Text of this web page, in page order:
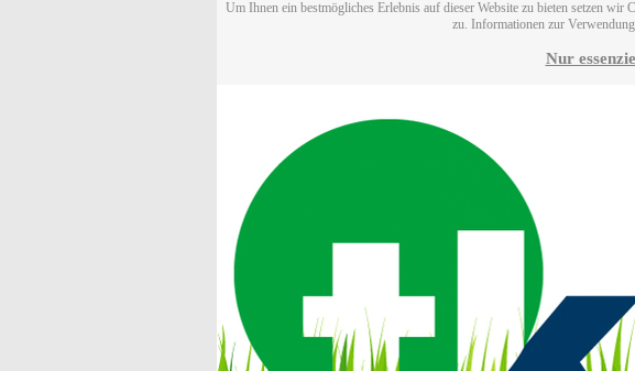
Um Ihnen ein bestmögliches Erlebnis auf dieser Website zu bieten setzen
zu. Informationen zur
Nur